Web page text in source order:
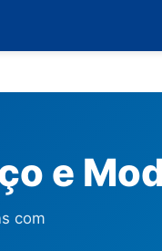
e
com